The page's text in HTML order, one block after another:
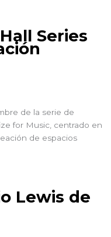
Series
de la serie de
for Music, centrado en
de espacios
Lewis de